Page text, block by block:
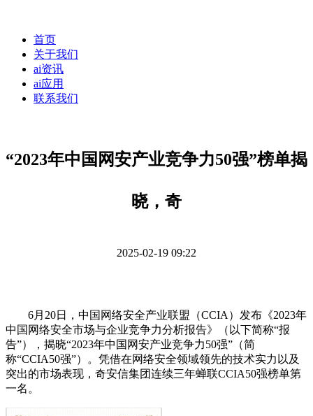
首页
关于我们
ai资讯
ai应用
联系我们
“2023年中国网安产业竞争力50强”榜单揭
晓，奇
2025-02-19 09:22
6月20日，中国网络安全产业联盟（CCIA）发布《2023年
中国网络安全市场与企业竞争力分析报告》（以下简称“报
告”），揭晓“2023年中国网安产业竞争力50强”（简
称“CCIA50强”）。凭借在网络安全领域领先的技术实力以及
突出的市场表现，奇安信集团连续三年蝉联CCIA50强榜单第
一名。